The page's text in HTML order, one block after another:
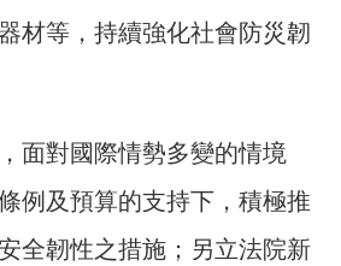
材等，持續強化社會防災韌
面對國際情勢多變的情境
例及預算的支持下，積極推
全韌性之措施；另立法院新